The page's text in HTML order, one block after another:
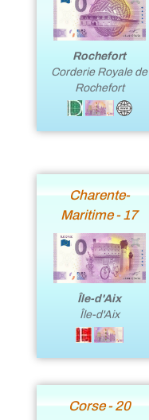
Rochefort
Corderie Royale de
Rochefort
Charente-
Maritime - 17
Île-d'Aix
Île-d'Aix
Corse - 20